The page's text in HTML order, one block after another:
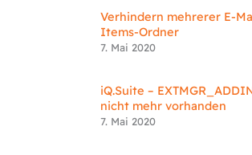
Verhindern mehrerer E-
Items-Ordner
7. Mai 2020
iQ.Suite –
nicht mehr vorhanden
7. Mai 2020